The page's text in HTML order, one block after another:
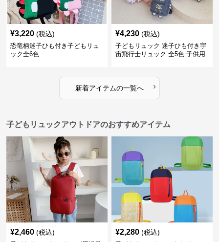
¥3,220 (税込)
恐竜柄迷子ひも付き子どもリュ
ック全6色
¥4,230 (税込)
子どもリュック 迷子ひも付き宇
宙飛行士リュック 全5色 子供用
新着アイテムの一覧へ ›
子どもリュックアウトドアのおすすめアイテム
¥2,460 (税込) ¥2,280 (税込)